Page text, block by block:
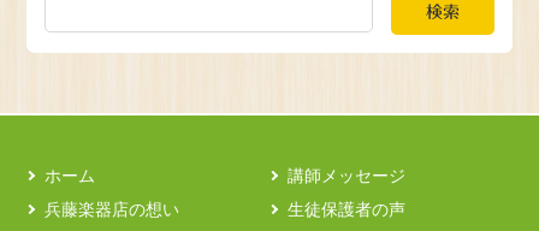
検索
ホーム
兵藤楽器店の想い
講師メッセージ
生徒保護者の声